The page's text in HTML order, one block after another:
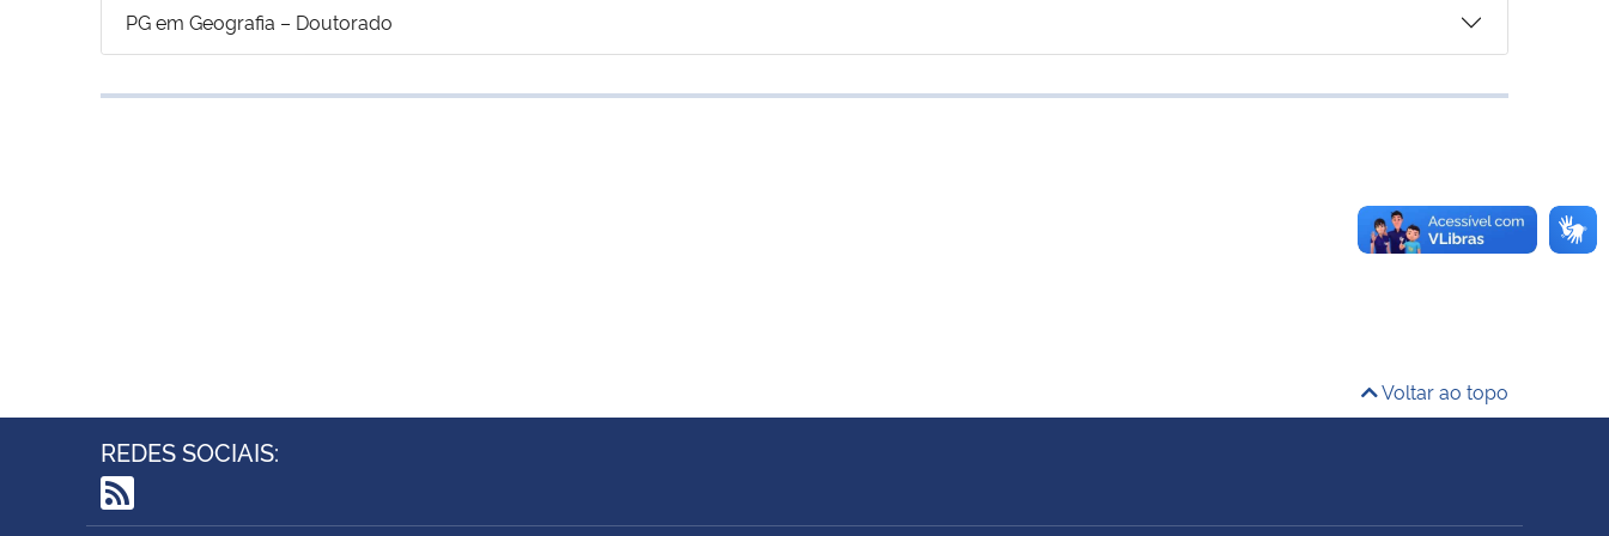
PG em Geografia – Doutorado
Voltar ao topo
REDES SOCIAIS: